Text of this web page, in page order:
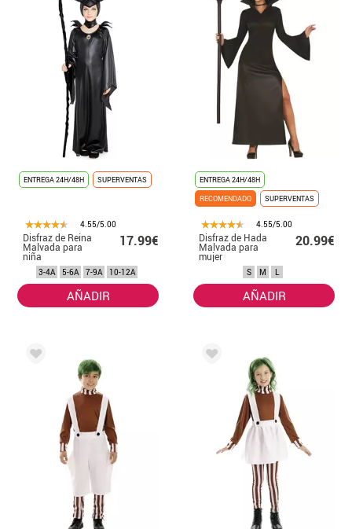
ENTREGA 24H/48H SUPERVENTAS
4.55/5.00
Disfraz de Reina
Malvada para
niña
17.99€
3-4A 5-6A 7-9A 10-12A
AÑADIR
ENTREGA 24H/48H
RECOMENDADO
SUPERVENTAS
4.55/5.00
Disfraz de Hada
Malvada para
mujer
20.99€
S M L
AÑADIR